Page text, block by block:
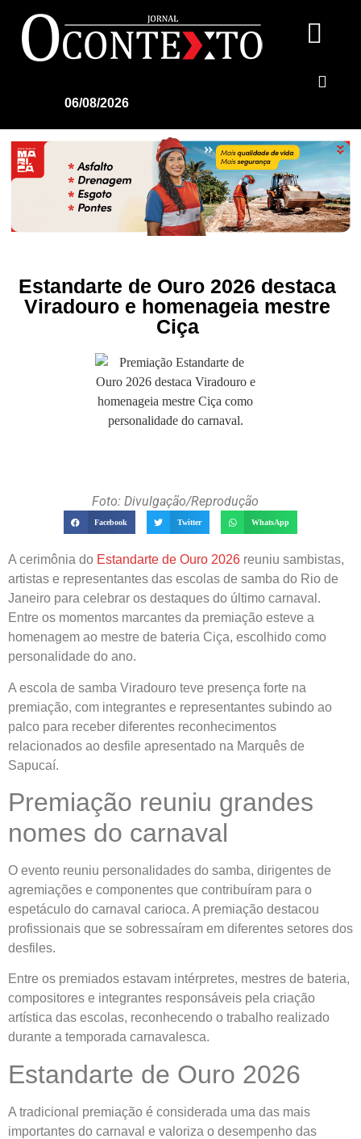
06/08/2026
Estandarte de Ouro 2026 destaca
Viradouro e homenageia mestre
Ciça
Foto: Divulgação/Reprodução
Facebook Twitter WhatsApp
A cerimônia do Estandarte de Ouro 2026 reuniu sambistas,
artistas e representantes das escolas de samba do Rio de
Janeiro para celebrar os destaques do último carnaval.
Entre os momentos marcantes da premiação esteve a
homenagem ao mestre de bateria Ciça, escolhido como
personalidade do ano.
A escola de samba Viradouro teve presença forte na
premiação, com integrantes e representantes subindo ao
palco para receber diferentes reconhecimentos
relacionados ao desfile apresentado na Marquês de
Sapucaí.
Premiação reuniu grandes
nomes do carnaval
O evento reuniu personalidades do samba, dirigentes de
agremiações e componentes que contribuíram para o
espetáculo do carnaval carioca. A premiação destacou
profissionais que se sobressaíram em diferentes setores dos
desfiles.
Entre os premiados estavam intérpretes, mestres de bateria,
compositores e integrantes responsáveis pela criação
artística das escolas, reconhecendo o trabalho realizado
durante a temporada carnavalesca.
Estandarte de Ouro 2026
A tradicional premiação é considerada uma das mais
importantes do carnaval e valoriza o desempenho das